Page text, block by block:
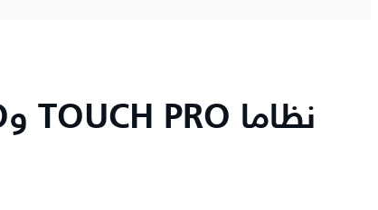
نظاما TOUCH PRO وTOUCH PRO DUO